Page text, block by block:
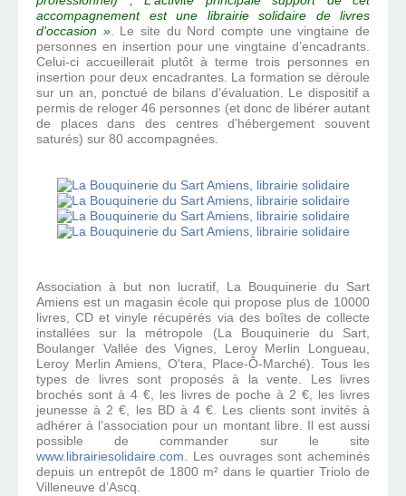
accompagnement est une librairie solidaire de livres
d'occasion ». Le site du Nord compte une vingtaine de
personnes en insertion pour une vingtaine d’encadrants.
Celui-ci accueillerait plutôt à terme trois personnes en
insertion pour deux encadrantes. La formation se déroule
sur un an, ponctué de bilans d’évaluation. Le dispositif a
permis de reloger 46 personnes (et donc de libérer autant
de places dans des centres d’hébergement souvent
saturés) sur 80 accompagnées.
Association à but non lucratif, La Bouquinerie du Sart
Amiens est un magasin école qui propose plus de 10000
livres, CD et vinyle récupérés via des boîtes de collecte
installées sur la métropole (La Bouquinerie du Sart,
Boulanger Vallée des Vignes, Leroy Merlin Longueau,
Leroy Merlin Amiens, O'tera, Place-Ô-Marché). Tous les
types de livres sont proposés à la vente. Les livres
brochés sont à 4 €, les livres de poche à 2 €, les livres
jeunesse à 2 €, les BD à 4 €. Les clients sont invités à
adhérer à l’association pour un montant libre. Il est aussi
possible de commander sur le site
www.librairiesolidaire.com. Les ouvrages sont acheminés
depuis un entrepôt de 1800 m² dans le quartier Triolo de
Villeneuve d’Ascq.